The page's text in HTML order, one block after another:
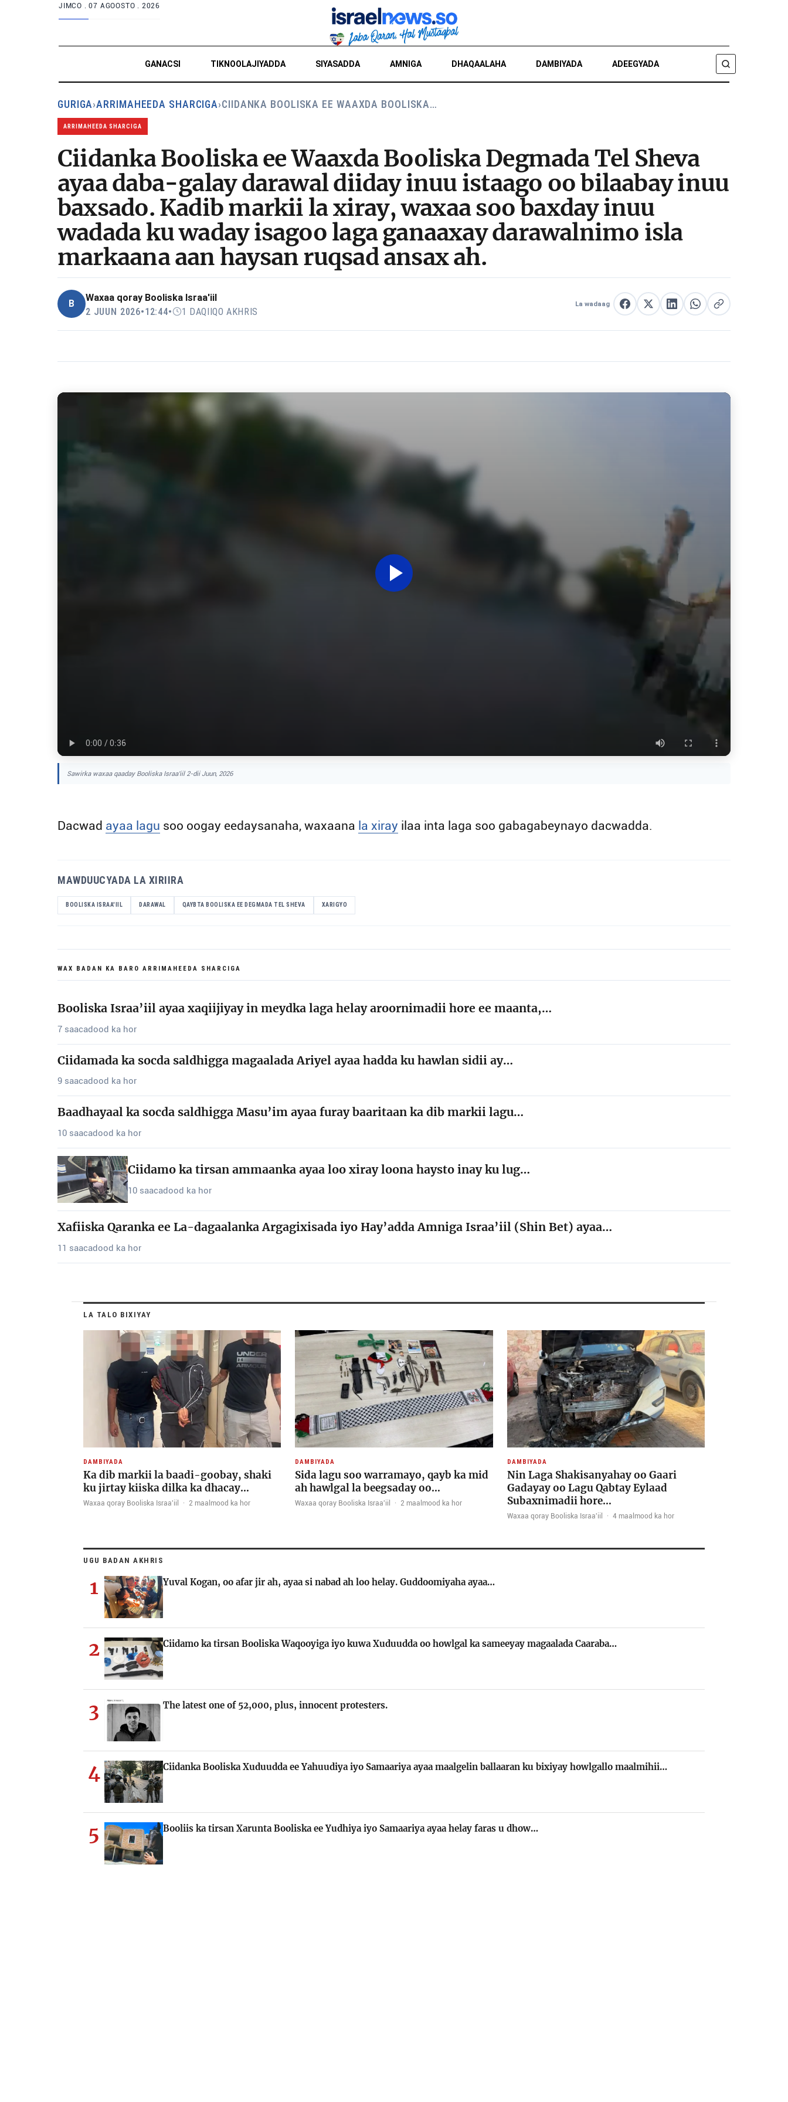
JIMCO .07 AGOOSTO . 2026
GANACSI TIKNOOLAJIYADDA SIYASADDA AMNIGA DHAQAALAHA DAMBIYADA ADEEGYADA
GURIGA›ARRIMAHEEDA SHARCIGA›CIIDANKA BOOLISKA EE WAAXDA BOOLISKA…
ARRIMAHEEDA SHARCIGA
Ciidanka Booliska ee Waaxda Booliska Degmada Tel Sheva
ayaa daba-galay darawal diiday inuu istaago oo bilaabay inuu
baxsado. Kadib markii la xiray, waxaa soo baxday inuu
wadada ku waday isagoo laga ganaaxay darawalnimo isla
markaana aan haysan ruqsad ansax ah.
B
Waxaa qoray Booliska Israa'iil
2 JUUN 2026•12:44• 1 DAQIIQO AKHRIS
La wadaag La wadaag Facebook
La wadaag XLa wadaag LinkedIn
La wadaag WhatsApp
Nuqul link
Sawirka waxaa qaaday Booliska Israa'iil 2-dii Juun, 2026
Dacwad ayaa lagu soo oogay eedaysanaha, waxaana la xiray ilaa inta laga soo gabagabeynayo dacwadda.
MAWDUUCYADA LA XIRIIRA
BOOLISKA ISRAA'IIL DARAWAL QAYBTA BOOLISKA EE DEGMADA TEL SHEVA XARIGYO
WAX BADAN KA BARO ARRIMAHEEDA SHARCIGA
Booliska Israa’iil ayaa xaqiijiyay in meydka laga helay aroornimadii hore ee maanta,…
7 saacadood ka hor
Ciidamada ka socda saldhigga magaalada Ariyel ayaa hadda ku hawlan sidii ay…
9 saacadood ka hor
Baadhayaal ka socda saldhigga Masu’im ayaa furay baaritaan ka dib markii lagu…
10 saacadood ka hor
Ciidamo ka tirsan ammaanka ayaa loo xiray loona haysto inay ku lug…
10 saacadood ka hor
Xafiiska Qaranka ee La-dagaalanka Argagixisada iyo Hay’adda Amniga Israa’iil (Shin Bet) ayaa…
11 saacadood ka hor
LA TALO BIXIYAY
DAMBIYADA
Ka dib markii la baadi-goobay, shaki
ku jirtay kiiska dilka ka dhacay…
Waxaa qoray Booliska Israa'iil · 2 maalmood ka hor
DAMBIYADA
Sida lagu soo warramayo, qayb ka mid
ah hawlgal la beegsaday oo…
Waxaa qoray Booliska Israa'iil · 2 maalmood ka hor
DAMBIYADA
Nin Laga Shakisanyahay oo Gaari
Gadayay oo Lagu Qabtay Eylaad
Subaxnimadii hore…
Waxaa qoray Booliska Israa'iil · 4 maalmood ka hor
UGU BADAN AKHRIS
1 Yuval Kogan, oo afar jir ah, ayaa si nabad ah loo helay. Guddoomiyaha ayaa…
2 Ciidamo ka tirsan Booliska Waqooyiga iyo kuwa Xuduudda oo howlgal ka sameeyay magaalada Caaraba…
3 The latest one of 52,000, plus, innocent protesters.
4 Ciidanka Booliska Xuduudda ee Yahuudiya iyo Samaariya ayaa maalgelin ballaaran ku bixiyay howlgallo maalmihii…
5 Booliis ka tirsan Xarunta Booliska ee Yudhiya iyo Samaariya ayaa helay faras u dhow…